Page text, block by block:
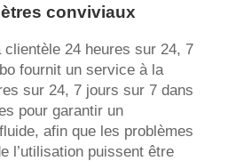
conviviaux
clientèle 24 heures sur 24, 7
fournit un service à la
sur 24, 7 jours sur 7 dans
pour garantir un
afin que les problèmes
l’utilisation puissent être